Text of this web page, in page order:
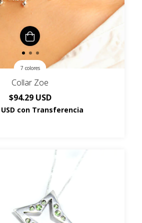
7 colores
Collar Zoe
$94.29 USD
con Transferencia